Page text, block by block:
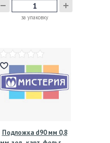
за упаковку
Подложка d90 мм 0,8